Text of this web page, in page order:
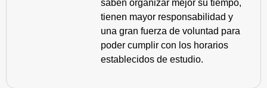
saben organizar mejor su tiempo,
tienen mayor responsabilidad y
una gran fuerza de voluntad para
poder cumplir con los horarios
establecidos de estudio.